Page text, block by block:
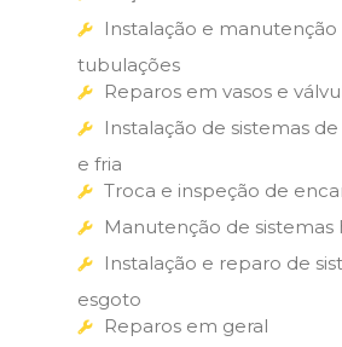
Instalação e manutenção
tubulações
Reparos em vasos e
Instalação de sistemas
e fria
Troca e inspeção de
Manutenção de sistemas
Instalação e reparo de
esgoto
Reparos em geral